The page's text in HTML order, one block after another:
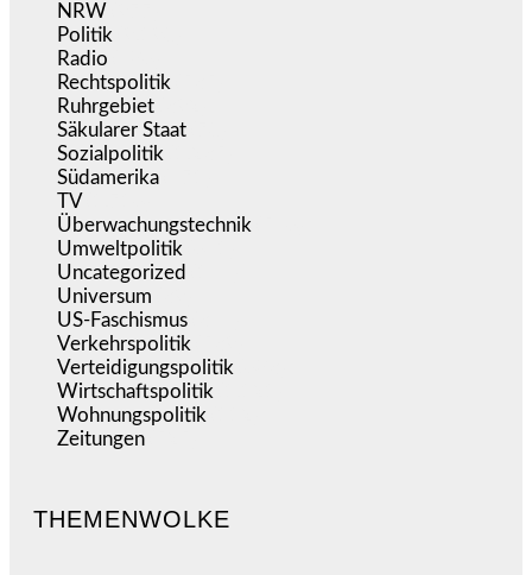
NRW
Politik
Radio
Rechtspolitik
Ruhrgebiet
Säkularer Staat
Sozialpolitik
Südamerika
TV
Überwachungstechnik
Umweltpolitik
Uncategorized
Universum
US-Faschismus
Verkehrspolitik
Verteidigungspolitik
Wirtschaftspolitik
Wohnungspolitik
Zeitungen
THEMENWOLKE